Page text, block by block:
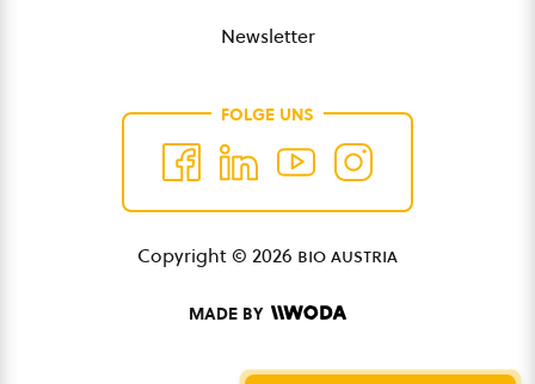
Newsletter
FOLGE UNS
Copyright © 2026 bio austria
MADE BY